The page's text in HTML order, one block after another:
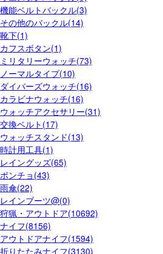
機能ベルトバックル(3)
その他のバックル(14)
靴下(1)
カフスボタン(1)
ミリタリーウォッチ(73)
ノーマルタイプ(10)
ダイバーズウォッチ(16)
カラビナウォッチ(16)
ウォッチアクセサリー(31)
交換ベルト(17)
ウォッチスタンド(13)
時計用工具(1)
レイングッズ(65)
ポンチョ(43)
雨傘(22)
レインブーツ@(0)
狩猟・アウトドア(10692)
ナイフ(8156)
アウトドアナイフ(1594)
折りたたみナイフ(3130)